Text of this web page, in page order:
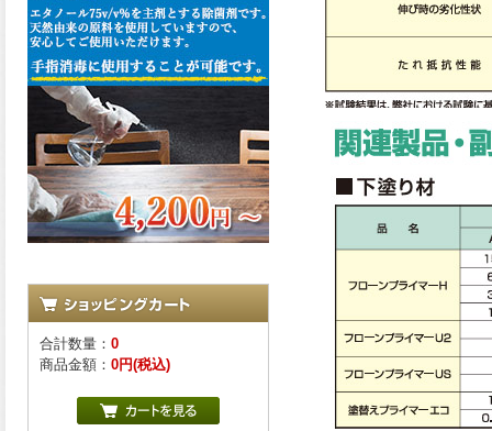
合計数量： 0
商品金額： 0円(税込)